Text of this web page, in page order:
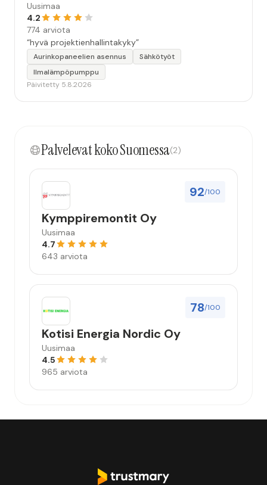
Uusimaa
4.2
774 arviota
“hyvä projektienhallintakyky”
Aurinkopaneelien asennus
Sähkötyöt
Ilmalämpöpumppu
Päivitetty 5.8.2026
Palvelevat koko Suomessa(2)
92/100
Kymppiremontit Oy
Uusimaa
4.7
643 arviota
78/100
Kotisi Energia Nordic Oy
Uusimaa
4.5
965 arviota